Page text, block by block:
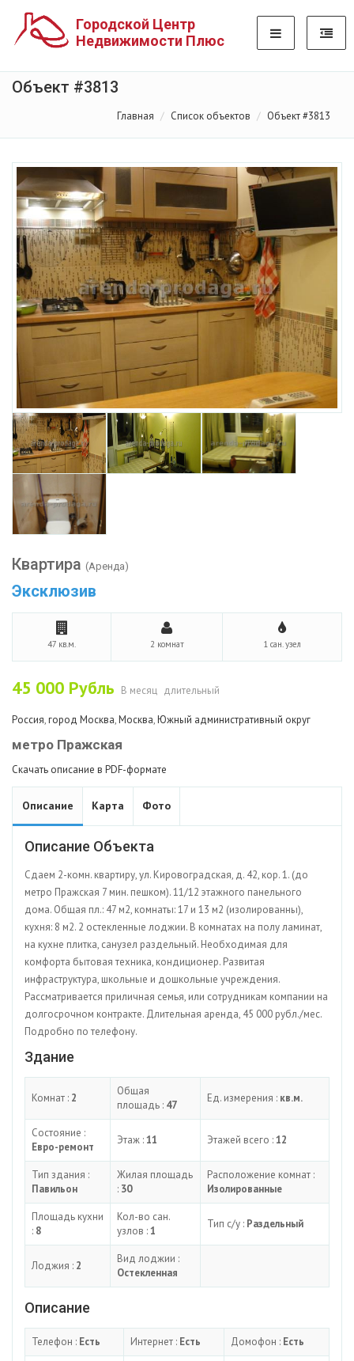
Городской Центр
Недвижимости Плюс
Объект #3813
Главная Список объектов Объект #3813
Квартира (Аренда)
Эксклюзив
47 кв.м. 2 комнат 1 сан. узел
45 000 Рубль В месяц длительный
Россия,город Москва,Москва,Южный административный округ
метро Пражская
Скачать описание в PDF-формате
Описание Карта Фото
Описание Объекта
Сдаем 2-комн. квартиру, ул. Кировоградская, д. 42, кор. 1. (до
метро Пражская 7 мин. пешком). 11/12 этажного панельного
дома. Общая пл.: 47 м2, комнаты: 17 и 13 м2 (изолированны),
кухня: 8 м2. 2 остекленные лоджии. В комнатах на полу ламинат,
на кухне плитка, санузел раздельный. Необходимая для
комфорта бытовая техника, кондиционер. Развитая
инфраструктура, школьные и дошкольные учреждения.
Рассматривается приличная семья, или сотрудникам компании на
долгосрочном контракте. Длительная аренда, 45 000 рубл./мес.
Подробно по телефону.
Здание
Комнат : 2
Общая
площадь : 47
Ед. измерения : кв.м.
Состояние :
Евро-ремонт
Этаж :11 Этажей всего :12
Тип здания :
Павильон
Жилая площадь
: 30
Расположение комнат :
Изолированные
Площадь кухни
: 8
Кол-во сан.
узлов :1
Тип с/у : Раздельный
Лоджия : 2
Вид лоджии :
Остекленная
Описание
Телефон : Есть Интернет : Есть Домофон : Есть